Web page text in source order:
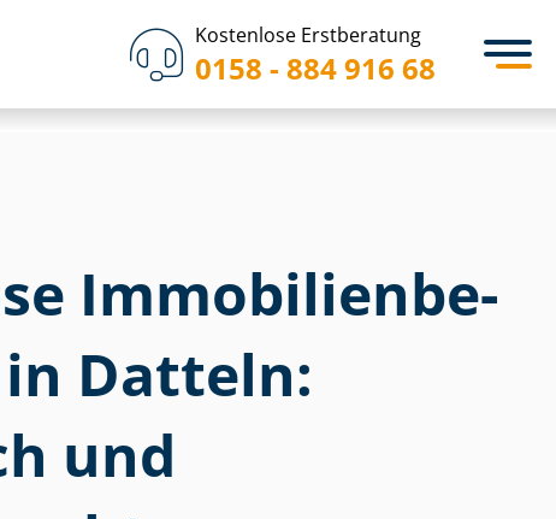
Kostenlose Erstberatung
0158 - 884 916 68
Im­mo­bi­li­en­be­
Datteln:
und